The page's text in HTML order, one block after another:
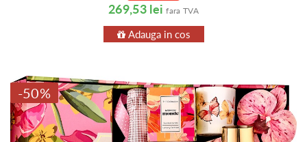
269,53 lei fara TVA
Adauga in cos
-50%